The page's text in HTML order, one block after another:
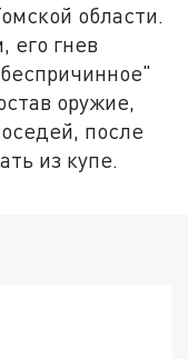
области.
его гнев
оружие,
после
из купе.